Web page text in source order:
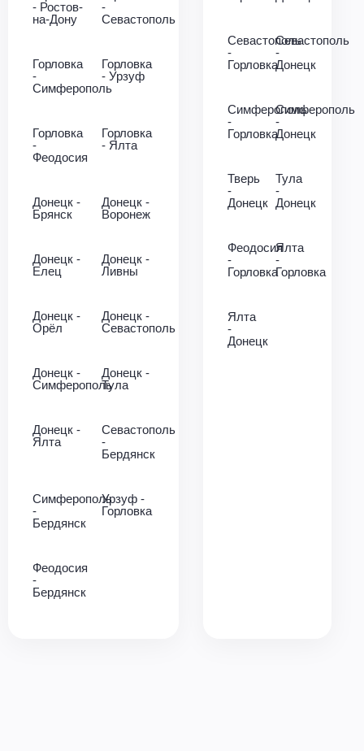
- Ростов-
на-Дону
-
Севастополь
Горловка
-
Симферополь
Горловка
- Урзуф
Горловка
-
Феодосия
Горловка
- Ялта
Донецк -
Брянск
Донецк -
Воронеж
Донецк -
Елец
Донецк -
Ливны
Донецк -
Орёл
Донецк -
Севастополь
Донецк -
Симферополь
Донецк -
Тула
Донецк -
Ялта
Севастополь
-
Бердянск
Симферополь
-
Бердянск
Урзуф -
Горловка
Феодосия
-
Бердянск
Севастополь
-
Горловка
Севастополь
-
Донецк
Симферополь
-
Горловка
Симферополь
-
Донецк
Тверь
-
Донецк
Тула
-
Донецк
Феодосия
-
Горловка
Ялта
-
Горловка
Ялта
-
Донецк